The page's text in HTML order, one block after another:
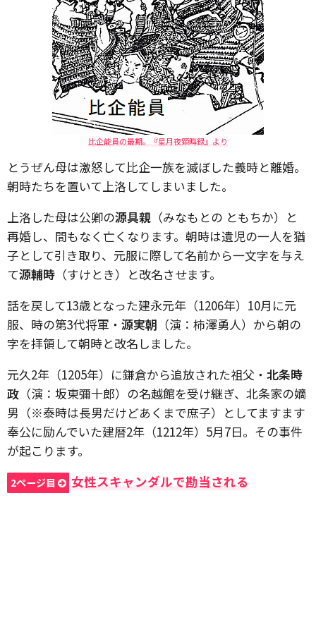
比企能員の最期。『星月夜顕晦録』より
とうぜん母は激怒して比企一族を滅ぼした義時と離婚。
朝時たちを置いて上洛してしまいました。
上洛した母は公卿の源具親 （みなもとの ともちか）と
再婚し、間もなく亡くなります。朝時は遺児の一人を猶
子として引き取り、元服に際して名前から一文字を与え
て源輔時 （すけとき）と改名させます。
話を戻して13歳となった建永元年（1206年）10月に元
服、時の第3代将軍・ 源実朝 （演：柿澤勇人）から朝の
字を拝領して朝時と改名しました。
元久2年（1205年）に鎌倉から追放された祖父・ 北条時
政 （演：坂東彌十郎）の名越館を受け継ぎ、北条家の嫡
男（※泰時は長男だけどあくまで庶子）としてますます
奉公に励んでいた建暦2年（1212年）5月7日。その事件
が起こります。
2ページ目 女性スキャンダルで勘当される